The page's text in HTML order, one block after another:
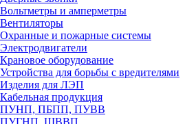
Вольтметры и амперметры
Вентиляторы
Охранные и пожарные системы
Электродвигатели
Крановое оборудование
Устройства для борьбы с вредителями
Изделия для ЛЭП
Кабельная продукция
ПУНП, ПБПП, ПУВВ
ПУГНП, ШВВП